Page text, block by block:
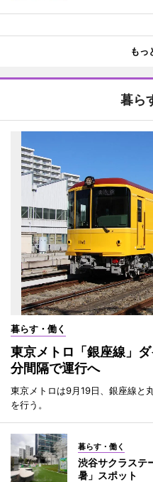
もっ
暮ら
暮らす・働く
東京メトロ「銀座線」
分間隔で運行へ
東京メトロは9月19日、銀座線と
を行う。
暮らす・働く
渋谷サクラステ
暑」スポット